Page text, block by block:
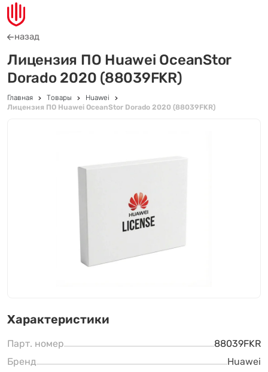
назад
Лицензия ПО Huawei OceanStor
Dorado 2020 (88039FKR)
Главная Товары
Huawei
Лицензия ПО Huawei OceanStor Dorado 2020 (88039FKR)
Характеристики
Парт. номер
88039FKR
Бренд
Huawei